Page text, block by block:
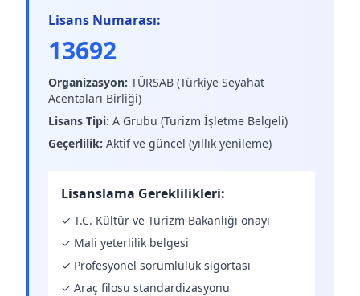
Lisans Numarası:
13692
Organizasyon: TÜRSAB (Türkiye Seyahat
Acentaları Birliği)
Lisans Tipi: A Grubu (Turizm İşletme Belgeli)
Geçerlilik: Aktif ve güncel (yıllık yenileme)
Lisanslama Gereklilikleri:
✓ T.C. Kültür ve Turizm Bakanlığı onayı
✓ Mali yeterlilik belgesi
✓ Profesyonel sorumluluk sigortası
✓ Araç filosu standardizasyonu